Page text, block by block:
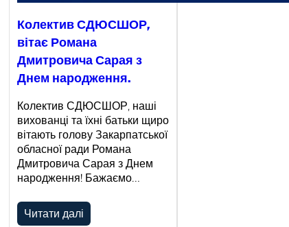
Колектив СДЮСШОР,
вітає Романа
Дмитровича Сарая з
Днем народження.
Колектив СДЮСШОР, наші
вихованці та їхні батьки щиро
вітають голову Закарпатської
обласної ради Романа
Дмитровича Сарая з Днем
народження! Бажаємо…
Читати далі